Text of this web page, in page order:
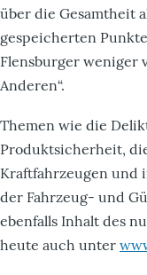
über die Gesamtheit
gespeicherten
Flensburger weniger
Anderen“.
Themen wie die
Produktsicherheit,
Kraftfahrzeugen und
der Fahrzeug- und
ebenfalls Inhalt des
heute auch unter